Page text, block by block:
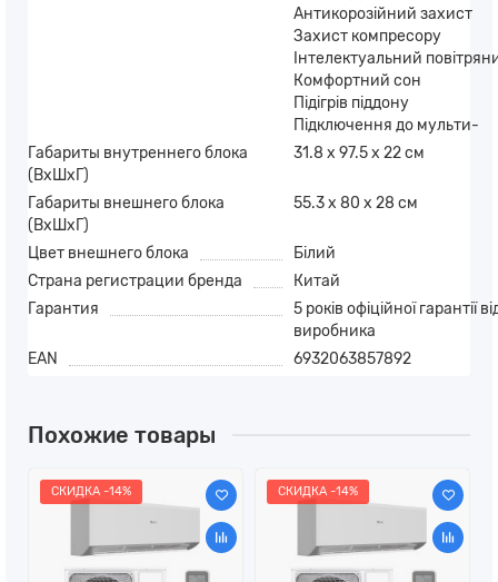
Антикорозійний захист
Захист компресору
Інтелектуальний
Комфортний сон
Підігрів піддону
Підключення до мульти-
Габариты внутреннего блока
(ВхШхГ)
31.8 х 97.5 х 22 см
Габариты внешнего блока
(ВхШхГ)
55.3 х 80 х 28 см
Цвет внешнего блока
Білий
Страна регистрации бренда
Китай
Гарантия
5 років офіційної гарантії
виробника
EAN
6932063857892
Похожие товары
СКИДКА -14% СКИДКА -14%